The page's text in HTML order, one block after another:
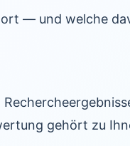
— und welche
gehört zu